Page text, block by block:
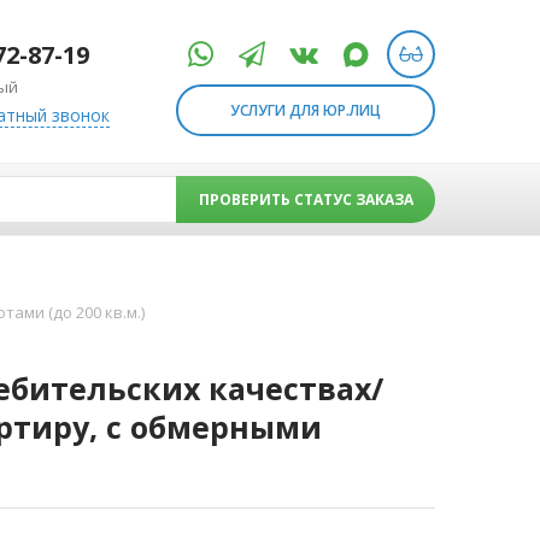
87-19
звонок УСЛУГИ ДЛЯ ЮР.ЛИЦ
ПРОВЕРИТЬ СТАТУС ЗАКАЗА
(до 200 кв.м.)
качествах/
с обмерными